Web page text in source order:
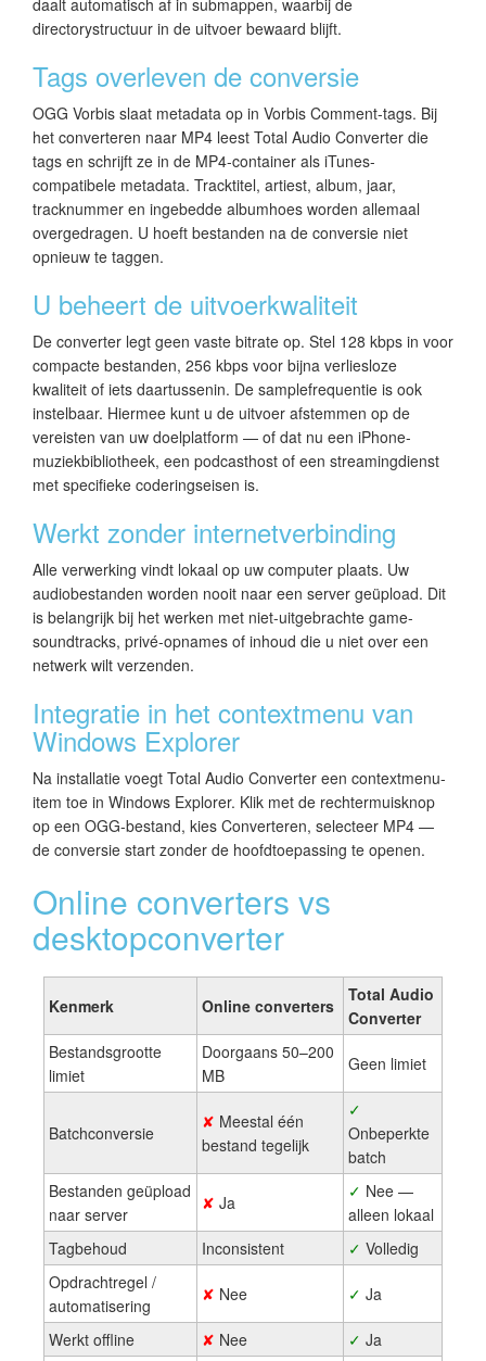
daalt automatisch af in submappen, waarbij de
directorystructuur in de uitvoer bewaard blijft.
Tags overleven de conversie
OGG Vorbis slaat metadata op in Vorbis Comment-tags. Bij
het converteren naar MP4 leest Total Audio Converter die
tags en schrijft ze in de MP4-container als iTunes-
compatibele metadata. Tracktitel, artiest, album, jaar,
tracknummer en ingebedde albumhoes worden allemaal
overgedragen. U hoeft bestanden na de conversie niet
opnieuw te taggen.
U beheert de uitvoerkwaliteit
De converter legt geen vaste bitrate op. Stel 128 kbps in voor
compacte bestanden, 256 kbps voor bijna verliesloze
kwaliteit of iets daartussenin. De samplefrequentie is ook
instelbaar. Hiermee kunt u de uitvoer afstemmen op de
vereisten van uw doelplatform — of dat nu een iPhone-
muziekbibliotheek, een podcasthost of een streamingdienst
met specifieke coderingseisen is.
Werkt zonder internetverbinding
Alle verwerking vindt lokaal op uw computer plaats. Uw
audiobestanden worden nooit naar een server geüpload. Dit
is belangrijk bij het werken met niet-uitgebrachte game-
soundtracks, privé-opnames of inhoud die u niet over een
netwerk wilt verzenden.
Integratie in het contextmenu van
Windows Explorer
Na installatie voegt Total Audio Converter een contextmenu-
item toe in Windows Explorer. Klik met de rechtermuisknop
op een OGG-bestand, kies Converteren, selecteer MP4 —
de conversie start zonder de hoofdtoepassing te openen.
Online converters vs
desktopconverter
Kenmerk Online converters
Total Audio
Converter
Bestandsgrootte
limiet
Doorgaans 50–200
MB
Geen limiet
Batchconversie
✘ Meestal één
bestand tegelijk
✓
Onbeperkte
batch
Bestanden geüpload
naar server
✘ Ja
✓ Nee —
alleen lokaal
Tagbehoud
Inconsistent ✓ Volledig
Opdrachtregel /
automatisering
✘ Nee ✓ Ja
Werkt offline ✘ Nee ✓ Ja